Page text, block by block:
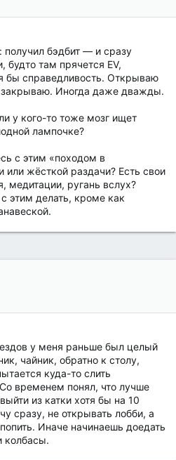
получил бэдбит — и сразу
будто там прячется EV,
бы справедливость. Открываю
закрываю. Иногда даже дважды.
у кого-то тоже мозг ищет
лампочке?
с этим «походом в
или жёсткой раздачи? Есть свои
медитации, ругань вслух?
этим делать, кроме как
у меня раньше был целый
чайник, обратно к столу,
куда-то слить
временем понял, что лучше
из катки хотя бы на 10
сразу, не открывать лобби, а
Иначе начинаешь доедать
колбасы.